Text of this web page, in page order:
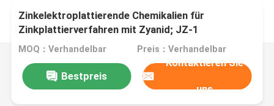
Zinkelektroplattierende Chemikalien für
Zinkplattierverfahren mit Zyanid; JZ-1
MOQ：Verhandelbar Preis：Verhandelbar
Bestpreis
Kontaktieren Sie
uns